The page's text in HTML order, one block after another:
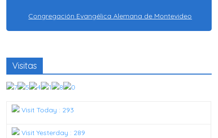
Congregación Evangélica Alemana de Montevideo
Visitas
Visit Today : 293
Visit Yesterday : 289